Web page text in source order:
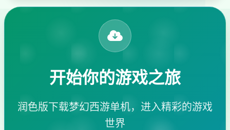
开始你的游戏之旅
润色版下载梦幻西游单机，进入精彩的游戏
世界